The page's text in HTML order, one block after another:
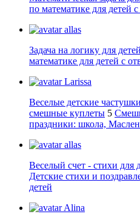
по математике для детей
allas
Задача на логику для детей
математике для детей с
Larissa
Веселые детские
смешные куплеты 5
праздники: школа,
allas
Веселый счет - стихи
Детские стихи и
детей
Alina